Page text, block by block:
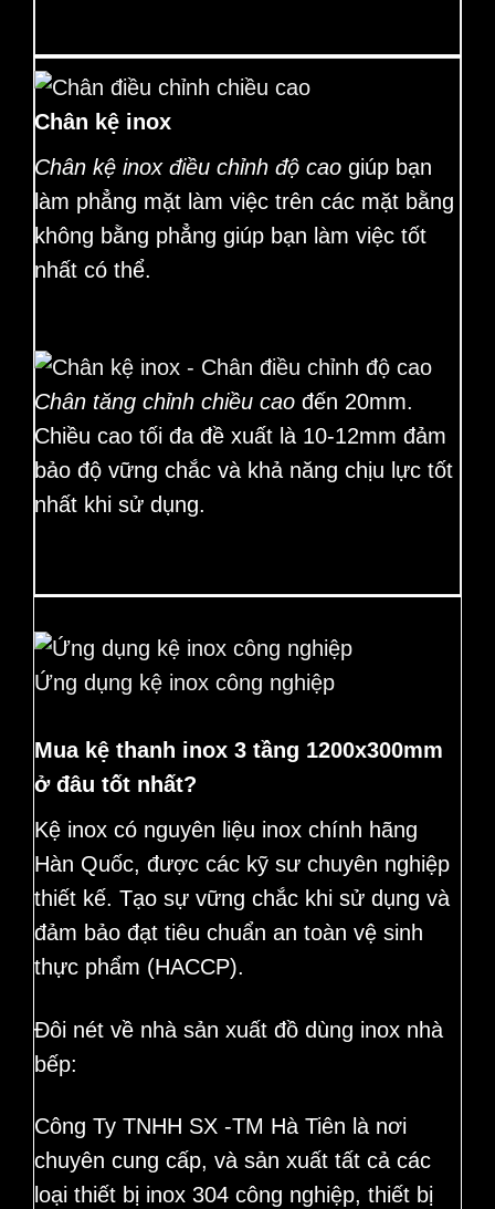
Chân kệ inox
Chân kệ inox điều chỉnh độ cao giúp bạn
làm phẳng mặt làm việc trên các mặt bằng
không bằng phẳng giúp bạn làm việc tốt
nhất có thể.
Chân tăng chỉnh chiều cao đến 20mm.
Chiều cao tối đa đề xuất là 10-12mm đảm
bảo độ vững chắc và khả năng chịu lực tốt
nhất khi sử dụng.
Ứng dụng kệ inox công nghiệp
Mua kệ thanh inox 3 tầng 1200x300mm
ở đâu tốt nhất?
Kệ inox có nguyên liệu inox chính hãng
Hàn Quốc, được các kỹ sư chuyên nghiệp
thiết kế. Tạo sự vững chắc khi sử dụng và
đảm bảo đạt tiêu chuẩn an toàn vệ sinh
thực phẩm (HACCP).
Đôi nét về nhà sản xuất đồ dùng inox nhà
bếp:
Công Ty TNHH SX -TM Hà Tiên là nơi
chuyên cung cấp, và sản xuất tất cả các
loại thiết bị inox 304 công nghiệp, thiết bị